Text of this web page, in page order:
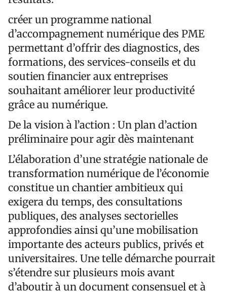
créer un programme national
d’accompagnement numérique des PME
permettant d’offrir des diagnostics, des
formations, des services-conseils et du
soutien financier aux entreprises
souhaitant améliorer leur productivité
grâce au numérique.
De la vision à l’action : Un plan d’action
préliminaire pour agir dès maintenant
L’élaboration d’une stratégie nationale de
transformation numérique de l’économie
constitue un chantier ambitieux qui
exigera du temps, des consultations
publiques, des analyses sectorielles
approfondies ainsi qu’une mobilisation
importante des acteurs publics, privés et
universitaires. Une telle démarche pourrait
s’étendre sur plusieurs mois avant
d’aboutir à un document consensuel et à